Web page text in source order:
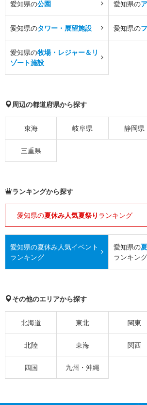
愛知県の公園 愛知県の
愛知県のタワー・展望施設 愛知県の
愛知県の牧場・レジャー＆リ
ゾート施設
周辺の都道府県から探す
東海 岐阜県 静岡県
三重県
ランキングから探す
愛知県の夏休み人気夏祭り ランキング
愛知県の夏休み人気イベント
ランキング
愛知県の
ランキング
その他のエリアから探す
北海道 東北 関東
北陸 東海 関西
四国 九州・沖縄